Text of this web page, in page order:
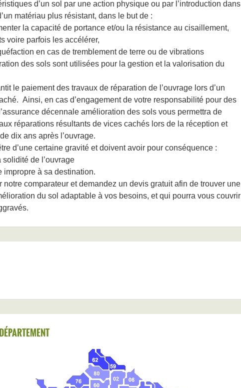
d’un sol par une action physique ou par l’introduction dans
matériau plus résistant, dans le but de :
la capacité de portance et/ou la résistance au cisaillement,
voire parfois les accélérer,
en cas de tremblement de terre ou de vibrations
des sols sont utilisées pour la gestion et la valorisation du
le paiement des travaux de réparation de l’ouvrage lors d’un
Ainsi, en cas d’engagement de votre responsabilité pour des
décennale amélioration des sols vous permettra de
réparations résultants de vices cachés lors de la réception et
dix ans après l’ouvrage.
d’une certaine gravité et doivent avoir pour conséquence :
de l’ouvrage
impropre à sa destination.
notre comparateur et demandez un devis gratuit afin de trouver une
du sol adaptable à vos besoins, et qui pourra vous couvrir